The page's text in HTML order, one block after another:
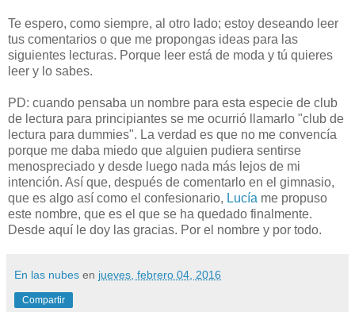
Te espero, como siempre, al otro lado; estoy deseando leer
tus comentarios o que me propongas ideas para las
siguientes lecturas. Porque leer está de moda y tú quieres
leer y lo sabes.
PD: cuando pensaba un nombre para esta especie de club
de lectura para principiantes se me ocurrió llamarlo "club de
lectura para dummies". La verdad es que no me convencía
porque me daba miedo que alguien pudiera sentirse
menospreciado y desde luego nada más lejos de mi
intención. Así que, después de comentarlo en el gimnasio,
que es algo así como el confesionario, Lucía me propuso
este nombre, que es el que se ha quedado finalmente.
Desde aquí le doy las gracias. Por el nombre y por todo.
En las nubes en jueves, febrero 04, 2016
Compartir